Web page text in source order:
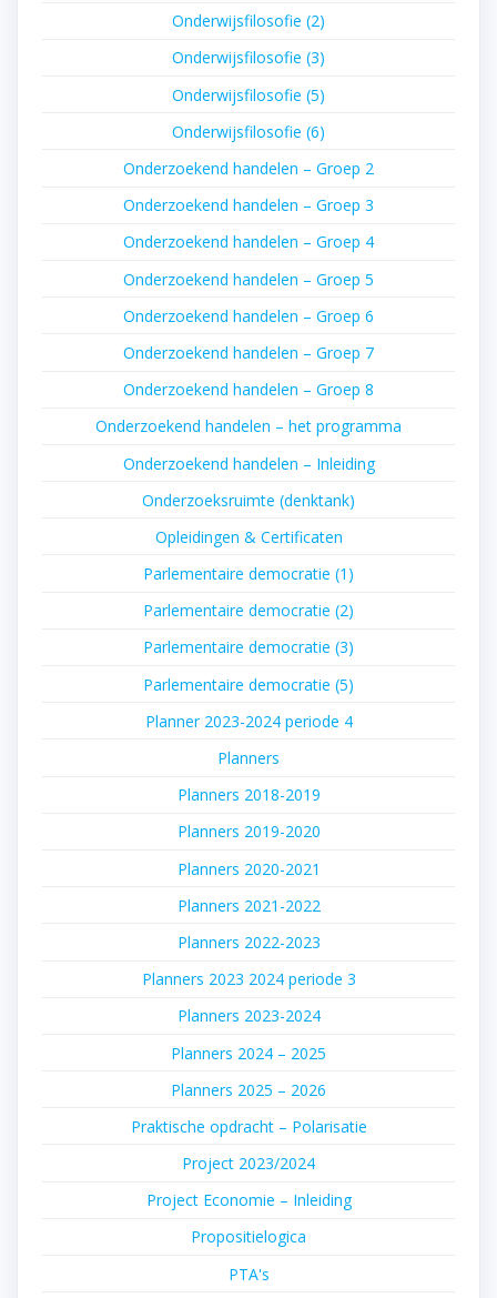
Onderwijsfilosofie (2)
Onderwijsfilosofie (3)
Onderwijsfilosofie (5)
Onderwijsfilosofie (6)
Onderzoekend handelen – Groep 2
Onderzoekend handelen – Groep 3
Onderzoekend handelen – Groep 4
Onderzoekend handelen – Groep 5
Onderzoekend handelen – Groep 6
Onderzoekend handelen – Groep 7
Onderzoekend handelen – Groep 8
Onderzoekend handelen – het programma
Onderzoekend handelen – Inleiding
Onderzoeksruimte (denktank)
Opleidingen & Certificaten
Parlementaire democratie (1)
Parlementaire democratie (2)
Parlementaire democratie (3)
Parlementaire democratie (5)
Planner 2023-2024 periode 4
Planners
Planners 2018-2019
Planners 2019-2020
Planners 2020-2021
Planners 2021-2022
Planners 2022-2023
Planners 2023 2024 periode 3
Planners 2023-2024
Planners 2024 – 2025
Planners 2025 – 2026
Praktische opdracht – Polarisatie
Project 2023/2024
Project Economie – Inleiding
Propositielogica
PTA's